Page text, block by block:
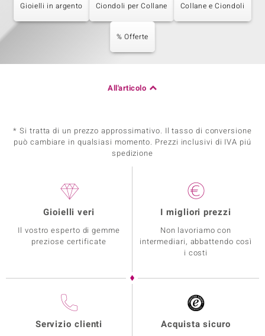
Gioielli in argento Ciondoli per Collane Collane e Ciondoli
% Offerte
All'articolo
* Si tratta di un prezzo approssimativo. Il tasso di conversione
può cambiare in qualsiasi momento. Prezzi inclusivi di IVA piú
spedizione
Gioielli veri
Il vostro esperto di gemme
preziose certificate
I migliori prezzi
Non lavoriamo con
intermediari, abbattendo così
i costi
Servizio clienti Acquista sicuro